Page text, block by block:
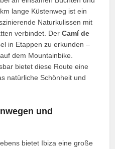
lange Küstenweg ist ein
Naturkulissen mit
verbindet. DerCamí de
in Etappen zu erkunden –
dem Mountainbike.
bietet diese Route eine
natürliche Schönheit und
und
bietet Ibiza eine große